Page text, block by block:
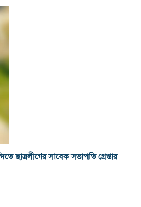
ছাত্রলীগের সাবেক সভাপতি গ্রেপ্তার